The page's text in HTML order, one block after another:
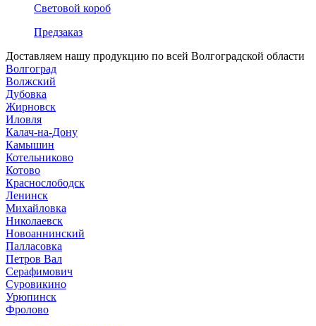
Световой короб
Предзаказ
Доставляем нашу продукцию по всей Волгоградской области
Волгоград
Волжский
Дубовка
Жирновск
Иловля
Калач-на-Дону
Камышин
Котельниково
Котово
Краснослободск
Ленинск
Михайловка
Николаевск
Новоаннинский
Палласовка
Петров Вал
Серафимович
Суровикино
Урюпинск
Фролово